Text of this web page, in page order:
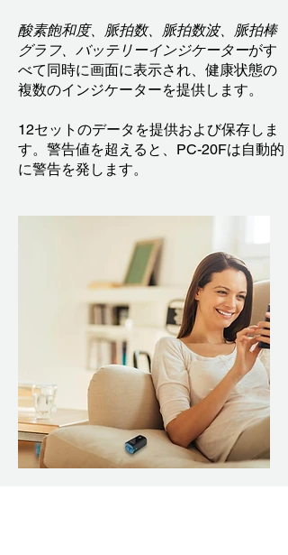
酸素飽和度、脈拍数、脈拍数波、脈拍棒
グラフ、バッテリーインジケーターがす
べて同時に画面に表示され、健康状態の
複数のインジケーターを提供します。
12セットのデータを提供および保存しま
す。警告値を超えると、PC-20Fは自動的
に警告を発します。